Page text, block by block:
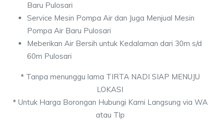
Baru Pulosari
Service Mesin Pompa Air dan Juga Menjual Mesin
Pompa Air Baru Pulosari
Meberikan Air Bersih untuk Kedalaman dari 30m s/d
60m Pulosari
*Tanpa menunggu lama TIRTA NADI SIAP MENUJU
LOKASI
*Untuk Harga Borongan Hubungi Kami Langsung via WA
atau Tlp